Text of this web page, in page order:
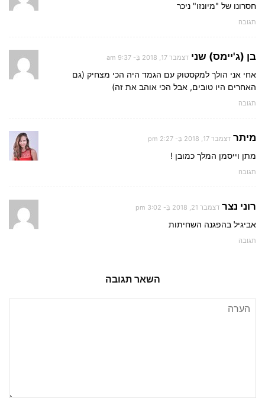
חסרונו של "מיונזו" ניכר
תגובה
בן (ג'יימס) שני דצמבר 17, 2018 בְּ- 9:37 am
אחי אני הולך למקסטוק עם הגמד היה הכי מצחיק (גם
האחרים היו טובים, אבל הכי אוהב את זה)
תגובה
מיתר דצמבר 17, 2018 בְּ- 2:27 pm
מתן וייסמן המלך כמובן !
תגובה
רוני נצר דצמבר 21, 2018 בְּ- 3:02 pm
אביגיל בהפגנה השחיתות
תגובה
השאר תגובה